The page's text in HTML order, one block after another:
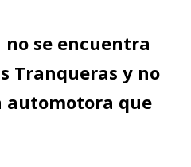
no se encuentra
Tranqueras y no
automotora que